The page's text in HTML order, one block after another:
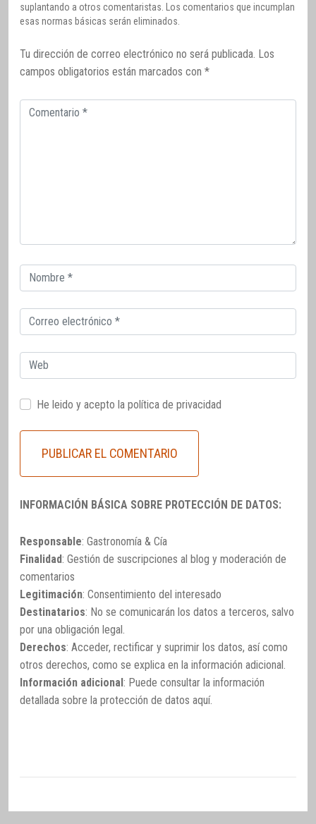
suplantando a otros comentaristas. Los comentarios que incumplan
esas normas básicas serán eliminados.
Tu dirección de correo electrónico no será publicada. Los
campos obligatorios están marcados con *
Comentario
Correo
electrónico
Correo
electrónico
Web
He leido y acepto la política de privacidad
INFORMACIÓN BÁSICA SOBRE PROTECCIÓN DE DATOS:
Responsable: Gastronomía & Cía
Finalidad: Gestión de suscripciones al blog y moderación de
comentarios
Legitimación: Consentimiento del interesado
Destinatarios: No se comunicarán los datos a terceros, salvo
por una obligación legal.
Derechos: Acceder, rectificar y suprimir los datos, así como
otros derechos, como se explica en la información adicional.
Información adicional : Puede consultar la información
detallada sobre la protección de datos aquí.